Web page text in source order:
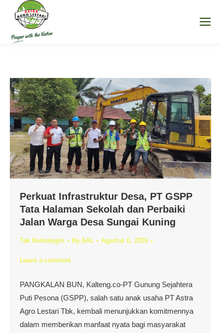
Perkuat Infrastruktur Desa, PT GSPP
Tata Halaman Sekolah dan Perbaiki
Jalan Warga Desa Sungai Kuning
Tak Berkategori By AAL Agustus 6, 2026
Leave a comment
PANGKALAN BUN, Kalteng.co-PT Gunung Sejahtera
Puti Pesona (GSPP), salah satu anak usaha PT Astra
Agro Lestari Tbk, kembali menunjukkan komitmennya
dalam memberikan manfaat nyata bagi masyarakat